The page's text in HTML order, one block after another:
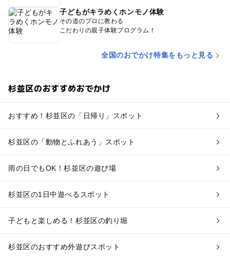
子どもがキラめくホンモノ体験
その道のプロに教わる
こだわりの親子体験プログラム！
全国のおでかけ特集をもっと見る
杉並区のおすすめおでかけ
おすすめ！杉並区の「日帰り」スポット
杉並区の「動物とふれあう」スポット
雨の日でもOK！杉並区の遊び場
杉並区の1日中遊べるスポット
子どもと楽しめる！杉並区の釣り堀
杉並区のおすすめ外遊びスポット